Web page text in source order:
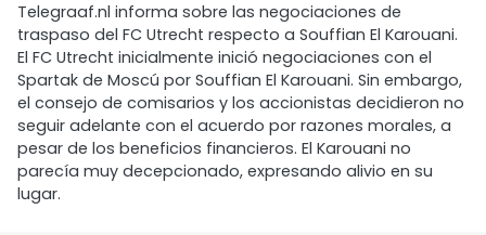
Telegraaf.nl informa sobre las negociaciones de
traspaso del FC Utrecht respecto a Souffian El Karouani.
El FC Utrecht inicialmente inició negociaciones con el
Spartak de Moscú por Souffian El Karouani. Sin embargo,
el consejo de comisarios y los accionistas decidieron no
seguir adelante con el acuerdo por razones morales, a
pesar de los beneficios financieros. El Karouani no
parecía muy decepcionado, expresando alivio en su
lugar.